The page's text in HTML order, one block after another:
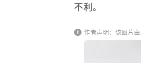
不利。
作者声明：该图片